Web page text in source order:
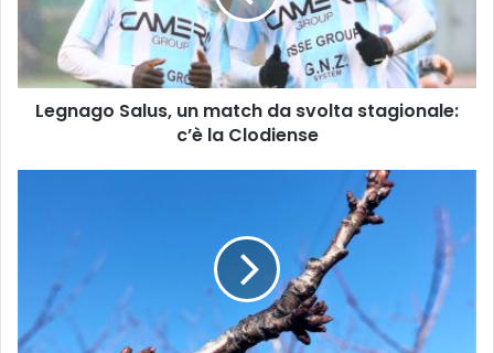
svolta
stagionale:
c’è
la
Clodiense
Legnago Salus, un match da svolta stagionale:
c’è la Clodiense
alcune
piante